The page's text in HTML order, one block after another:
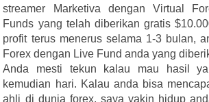
streamer Marketiva dengan Virtual
Funds yang telah diberikan gratis
profit terus menerus selama 1-3 bulan,
Forex dengan Live Fund anda yang
Anda mesti tekun kalau mau hasil
kemudian hari. Kalau anda bisa
ahli di dunia forex, saya yakin hidup